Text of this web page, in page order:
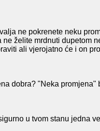
ne pokrenete neku
želite mrdnuti dupetom
ali vjerojatno će i on
dobra? "Neka promjena"
u tvom stanu jedna